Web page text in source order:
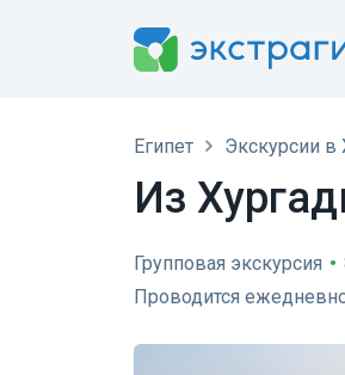
Египет Экскурсии в
Из
Групповая экскурсия •
Проводится